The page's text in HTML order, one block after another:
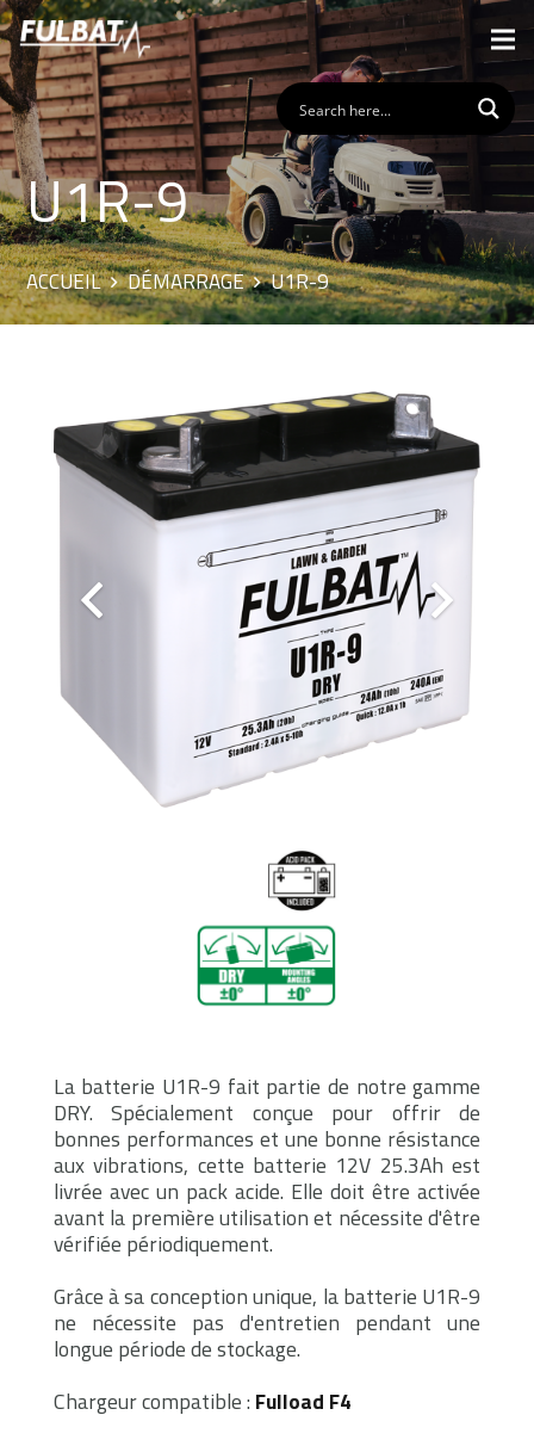
U1R-9
ACCUEIL DÉMARRAGE U1R-9
La batterie U1R-9 fait partie de notre gamme
DRY. Spécialement conçue pour offrir de
bonnes performances et une bonne résistance
aux vibrations, cette batterie 12V 25.3Ah est
livrée avec un pack acide. Elle doit être activée
avant la première utilisation et nécessite d'être
vérifiée périodiquement.
Grâce à sa conception unique, la batterie U1R-9
ne nécessite pas d'entretien pendant une
longue période de stockage.
Chargeur compatible : Fulload F4